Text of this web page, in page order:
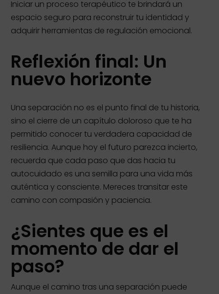
Iniciar un proceso terapéutico te brindará un
espacio seguro para reconstruir tu identidad y
adquirir herramientas de regulación emocional.
Reflexión final: Un
nuevo horizonte
Una separación no es el punto final de tu historia,
sino el cierre de un capítulo doloroso que te ha
permitido conocer tu verdadera capacidad de
resiliencia. Aunque hoy el futuro parezca incierto,
recuerda que cada paso que das hacia tu
autocuidado es una semilla para una vida más
auténtica y consciente. Mereces transitar este
camino con compasión y paciencia.
¿Sientes que es el
momento de dar el
paso?
Aunque el camino tras una separación puede